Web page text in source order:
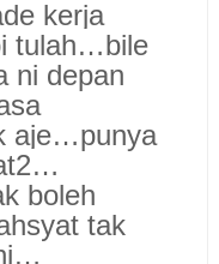
kerja
tulah…bile
ni depan
aje…punya
boleh
tak